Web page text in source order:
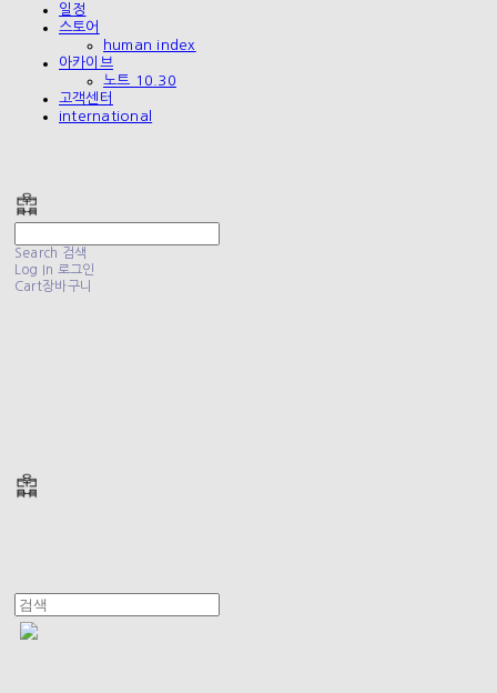
일정
스토어
human index
아카이브
노트 10.30
고객센터
international
Search 검색
Log In 로그인
Cart장바구니